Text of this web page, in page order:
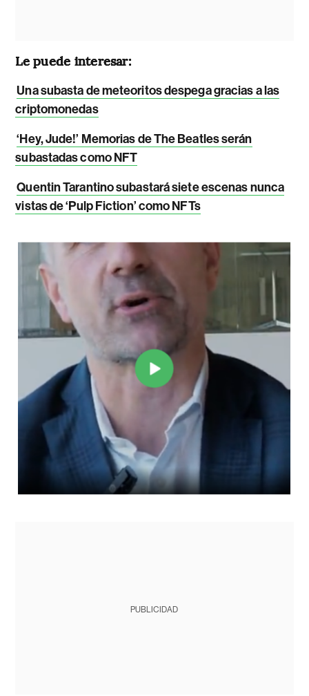
Le puede interesar:
Una subasta de meteoritos despega gracias a las
criptomonedas
‘Hey, Jude!’ Memorias de The Beatles serán
subastadas como NFT
Quentin Tarantino subastará siete escenas nunca
vistas de ‘Pulp Fiction’ como NFTs
PUBLICIDAD